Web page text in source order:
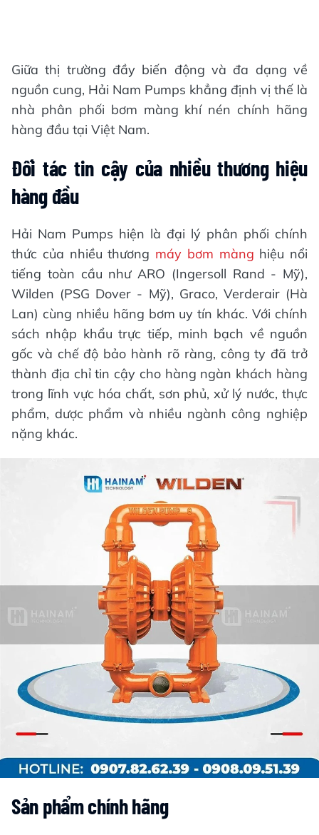
Giữa thị trường đầy biến động và đa dạng về
nguồn cung, Hải Nam Pumps khẳng định vị thế là
nhà phân phối bơm màng khí nén chính hãng
hàng đầu tại Việt Nam.
Đối tác tin cậy của nhiều thương hiệu
hàng đầu
Hải Nam Pumps hiện là đại lý phân phối chính
thức của nhiều thương máy bơm màng hiệu nổi
tiếng toàn cầu như ARO (Ingersoll Rand - Mỹ),
Wilden (PSG Dover - Mỹ), Graco, Verderair (Hà
Lan) cùng nhiều hãng bơm uy tín khác. Với chính
sách nhập khẩu trực tiếp, minh bạch về nguồn
gốc và chế độ bảo hành rõ ràng, công ty đã trở
thành địa chỉ tin cậy cho hàng ngàn khách hàng
trong lĩnh vực hóa chất, sơn phủ, xử lý nước, thực
phẩm, dược phẩm và nhiều ngành công nghiệp
nặng khác.
Sản phẩm chính hãng